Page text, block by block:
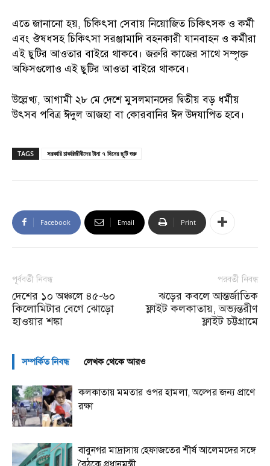
এতে জানানো হয়, চিকিৎসা সেবায় নিয়োজিত চিকিৎসক ও কর্মী
এবং ঔষধসহ চিকিৎসা সরঞ্জামাদি বহনকারী যানবাহন ও কর্মীরা
এই ছুটির আওতার বাইরে থাকবে। জরুরি কাজের সাথে সম্পৃক্ত
অফিসগুলোও এই ছুটির আওতা বাইরে থাকবে।
উল্লেখ্য, আগামী ২৮ মে দেশে মুসলমানদের দ্বিতীয় বড় ধর্মীয়
উৎসব পবিত্র ঈদুল আজহা বা কোরবানির ঈদ উদযাপিত হবে।
TAGS সরকারি চাকরিজীবীদের টানা ৭ দিনের ছুটি শুরু
Facebook Email Print
পূর্ববর্তী নিবন্ধ
দেশের ১০ অঞ্চলে ৪৫-৬০
কিলোমিটার বেগে ঝোড়ো
হাওয়ার শঙ্কা
পরবর্তী নিবন্ধ
ঝড়ের কবলে আন্তর্জাতিক
ফ্লাইট কলকাতায়, অভ্যন্তরীণ
ফ্লাইট চট্টগ্রামে
সম্পর্কিত নিবন্ধ লেখক থেকে আরও
কলকাতায় মমতার ওপর হামলা, অল্পের জন্য প্রাণে
রক্ষা
বাবুনগর মাদ্রাসায় হেফাজতের শীর্ষ আলেমদের সঙ্গে